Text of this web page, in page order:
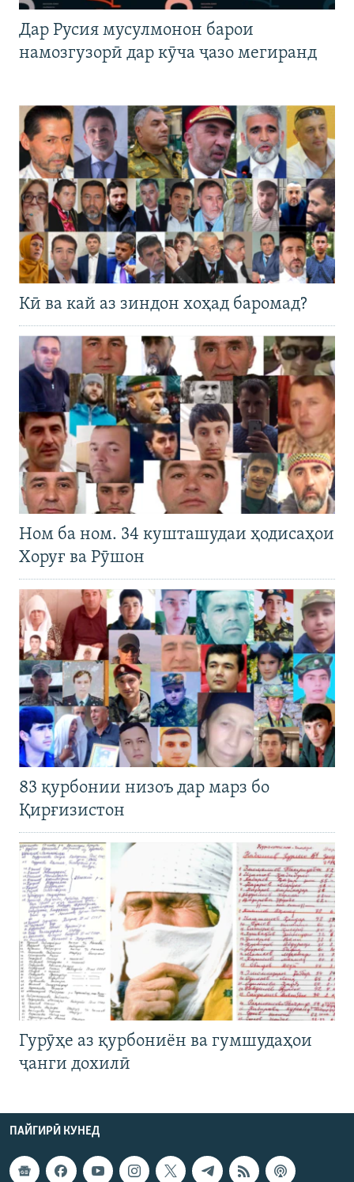
Дар Русия мусулмонон барои
намозгузорӣ дар кӯча ҷазо мегиранд
Кӣ ва кай аз зиндон хоҳад баромад?
Ном ба ном. 34 кушташудаи ҳодисаҳои
Хоруғ ва Рӯшон
83 қурбонии низоъ дар марз бо
Қирғизистон
Гурӯҳе аз қурбониён ва гумшудаҳои
ҷанги дохилӣ
ПАЙГИРӢ КУНЕД